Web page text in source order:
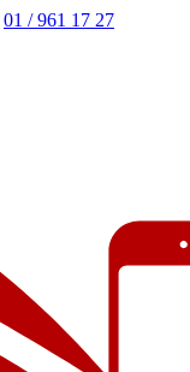
01 / 961 17 27